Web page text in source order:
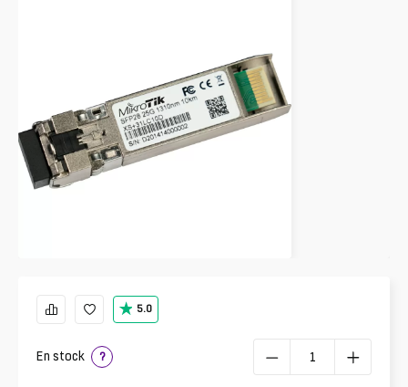
5.0
En stock ?